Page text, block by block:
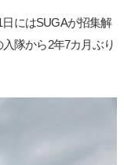
にはSUGAが招集解
隊から2年7カ月ぶり